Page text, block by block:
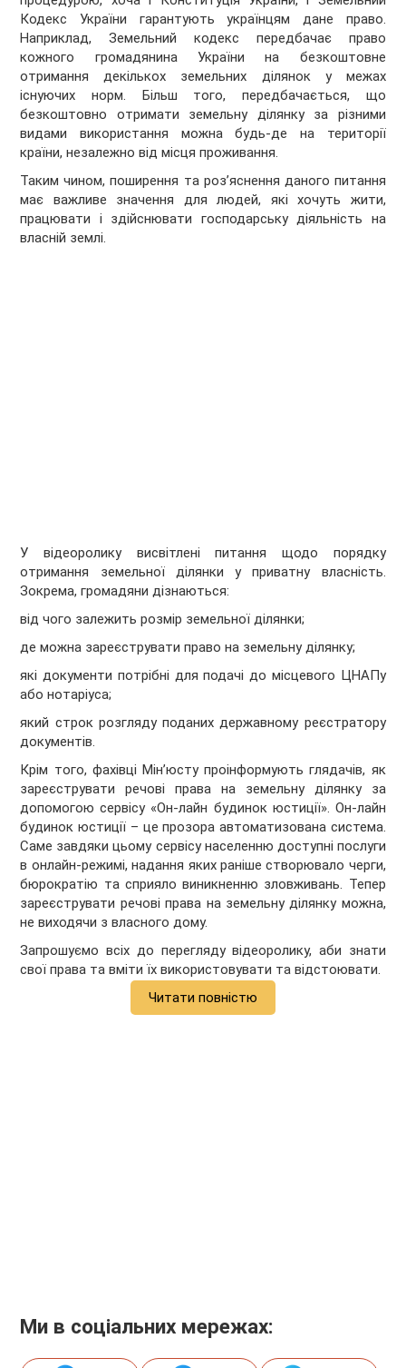
Кодекс України гарантують українцям дане право.
Наприклад, Земельний кодекс передбачає право
кожного громадянина України на безкоштовне
отримання декількох земельних ділянок у межах
існуючих норм. Більш того, передбачається, що
безкоштовно отримати земельну ділянку за різними
видами використання можна будь-де на території
країни, незалежно від місця проживання.
Таким чином, поширення та роз’яснення даного питання
має важливе значення для людей, які хочуть жити,
працювати і здійснювати господарську діяльність на
власній землі.
У відеоролику висвітлені питання щодо порядку
отримання земельної ділянки у приватну власність.
Зокрема, громадяни дізнаються:
від чого залежить розмір земельної ділянки;
де можна зареєструвати право на земельну ділянку;
які документи потрібні для подачі до місцевого ЦНАПу
або нотаріуса;
який строк розгляду поданих державному реєстратору
документів.
Крім того, фахівці Мін’юсту проінформують глядачів, як
зареєструвати речові права на земельну ділянку за
допомогою сервісу «Он-лайн будинок юстиції». Он-лайн
будинок юстиції – це прозора автоматизована система.
Саме завдяки цьому сервісу населенню доступні послуги
в онлайн-режимі, надання яких раніше створювало черги,
бюрократію та сприяло виникненню зловживань. Тепер
зареєструвати речові права на земельну ділянку можна,
не виходячи з власного дому.
Запрошуємо всіх до перегляду відеоролику, аби знати
свої права та вміти їх використовувати та відстоювати.
Читати повністю
Ми в соціальних мережах: